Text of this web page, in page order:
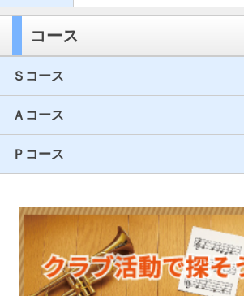
ブックマークした学校
コース
Ｓコース
Ａコース
Ｐコース